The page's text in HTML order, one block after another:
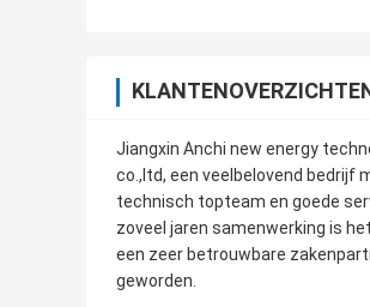
Jiangxin Anchi new energy
co.,ltd, een veelbelovend bedrijf
technisch topteam en goede
zoveel jaren samenwerking is
een zeer betrouwbare
geworden.